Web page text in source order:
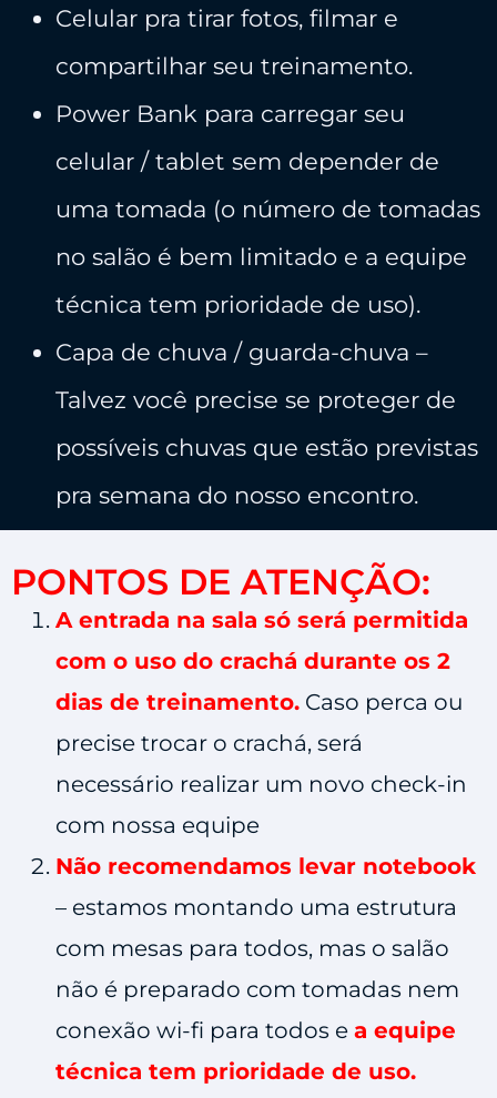
​Celular pra tirar fotos, filmar e
compartilhar seu treinamento.
​Power Bank para carregar seu
celular / tablet sem depender de
uma tomada (o número de tomadas
no salão é bem limitado e a equipe
técnica tem prioridade de uso).
​Capa de chuva / guarda-chuva –
Talvez você precise se proteger de
possíveis chuvas que estão previstas
pra semana do nosso encontro.
PONTOS DE ATENÇÃO:
A entrada na sala só será permitida
com o uso do crachá durante os 2
dias de treinamento. Caso perca ou
precise trocar o crachá, será
necessário realizar um novo check-in
com nossa equipe
Não recomendamos levar notebook
– estamos montando uma estrutura
com mesas para todos, mas o salão
não é preparado com tomadas nem
conexão wi-fi para todos e a equipe
técnica tem prioridade de uso.